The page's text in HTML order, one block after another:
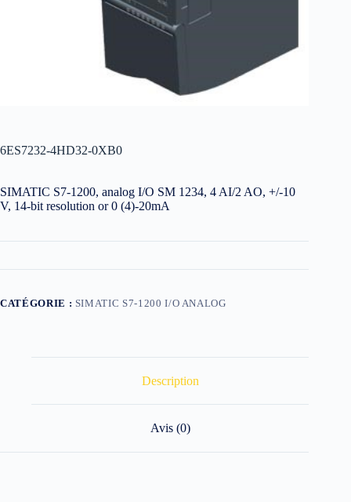
6ES7232-4HD32-0XB0
SIMATIC S7-1200, analog I/O SM 1234, 4 AI/2 AO, +/-10
V, 14-bit resolution or 0 (4)-20mA
CATÉGORIE : SIMATIC S7-1200 I/O ANALOG
Description
Avis (0)